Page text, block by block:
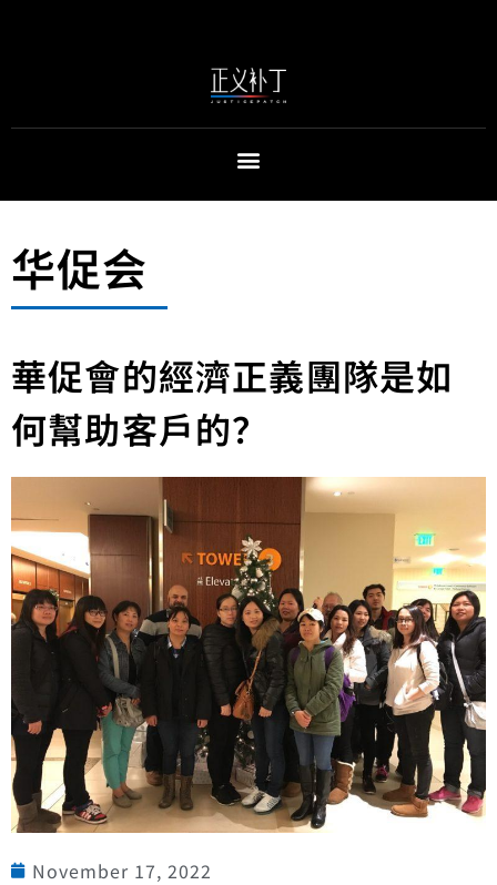
华促会
華促會的經濟正義團隊是如
何幫助客戶的？
November 17, 2022